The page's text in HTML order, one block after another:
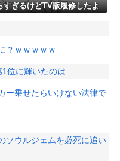
すぎるけどTV版履修したよ
？ｗｗｗｗｗ
1位に輝いたのは…
ー乗せたらいけない法律で
ソウルジェムを必死に追い